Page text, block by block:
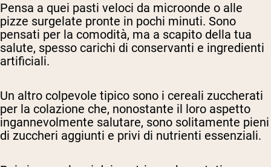
Pensa a quei pasti veloci da microonde o alle
pizze surgelate pronte in pochi minuti. Sono
pensati per la comodità, ma a scapito della tua
salute, spesso carichi di conservanti e ingredienti
artificiali.
Un altro colpevole tipico sono i cereali zuccherati
per la colazione che, nonostante il loro aspetto
ingannevolmente salutare, sono solitamente pieni
di zuccheri aggiunti e privi di nutrienti essenziali.